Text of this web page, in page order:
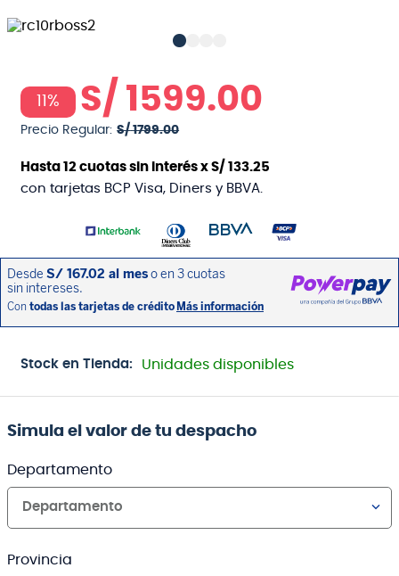
11% S/ 1599.00
Precio Regular: S/ 1799.00
Hasta12 cuotas sin interés xS/ 133.25
con tarjetas BCP Visa, Diners y BBVA.
Stock en Tienda: Unidades disponibles
Simula el valor de tu despacho
Departamento
Departamento
Provincia